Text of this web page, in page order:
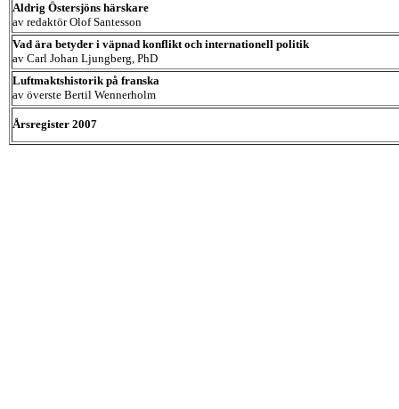
Aldrig Östersjöns härskare
av redaktör Olof Santesson
Vad ära betyder i väpnad konflikt och internationell politik
av Carl Johan Ljungberg, PhD
Luftmaktshistorik på franska
av överste Bertil Wennerholm
Årsregister 2007